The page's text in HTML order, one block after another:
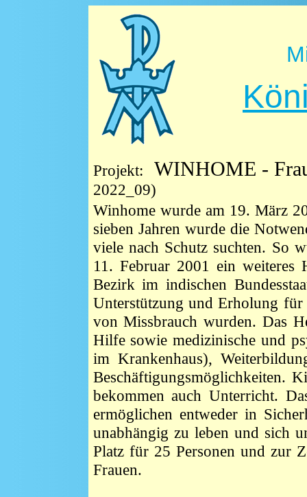
Projekt: WINHOME -
2022_09)
Winhome wurde am 19. März
sieben Jahren wurde die
viele nach Schutz suchten. So
11. Februar 2001 ein weiteres
Bezirk im indischen
Unterstützung und Erholung
von Missbrauch wurden. Das
Hilfe sowie medizinische und
im Krankenhaus),
Beschäftigungsmöglichkeiten.
bekommen auch Unterricht.
ermöglichen entweder in
unabhängig zu leben und sich
Platz für 25 Personen und zur
Frauen.